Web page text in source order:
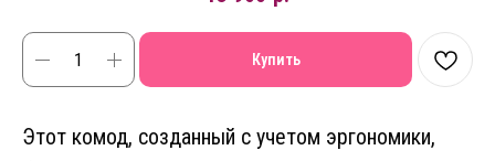
Купить
Этот комод, созданный с учетом эргономики,